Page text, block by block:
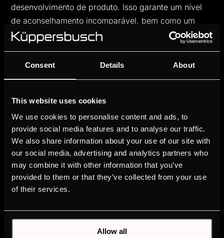
Consent Details About
This website uses cookies
We use cookies to personalise content and ads, to
provide social media features and to analyse our traffic.
We also share information about your use of our site with
our social media, advertising and analytics partners who
may combine it with other information that you’ve
provided to them or that they’ve collected from your use
of their services.
Allow all
desenvolvimento de produto. Isso garante um nível
de aconselhamento incomparável, bem como um
atendimento individualizado e rápido por parte da
A ótima reputação dos serviços que oferecemos foi
alcançada pela experiência de mais de 145 anos de
serviço da mais alta qualidade. Os nossos padrões e
interna, permitem-nos garantir um serviço de
excelência aos nossos consumidores.
Abaixo encontra os contactos oficiais da
Küppersbusch em Portugal.